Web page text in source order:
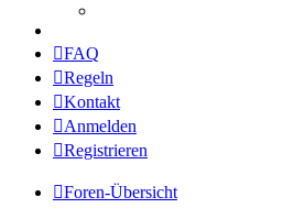
FAQ
Regeln
Kontakt
Anmelden
Registrieren
Foren-Übersicht